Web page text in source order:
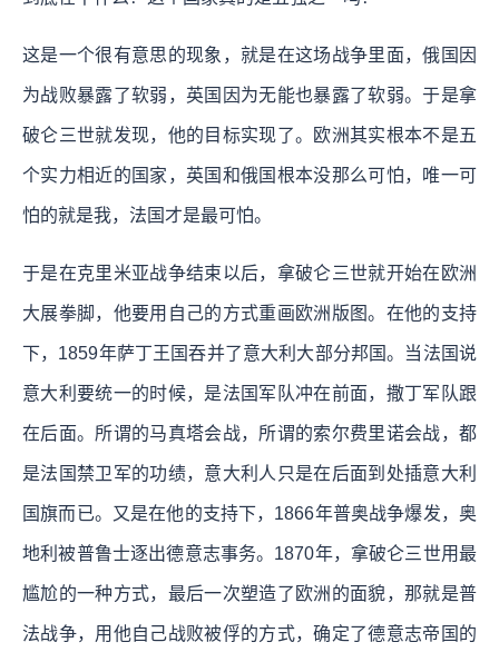
这是一个很有意思的现象，就是在这场战争里面，俄国因
为战败暴露了软弱，英国因为无能也暴露了软弱。于是拿
破仑三世就发现，他的目标实现了。欧洲其实根本不是五
个实力相近的国家，英国和俄国根本没那么可怕，唯一可
怕的就是我，法国才是最可怕。
于是在克里米亚战争结束以后，拿破仑三世就开始在欧洲
大展拳脚，他要用自己的方式重画欧洲版图。在他的支持
下，1859年萨丁王国吞并了意大利大部分邦国。当法国说
意大利要统一的时候，是法国军队冲在前面，撒丁军队跟
在后面。所谓的马真塔会战，所谓的索尔费里诺会战，都
是法国禁卫军的功绩，意大利人只是在后面到处插意大利
国旗而已。又是在他的支持下，1866年普奥战争爆发，奥
地利被普鲁士逐出德意志事务。1870年，拿破仑三世用最
尴尬的一种方式，最后一次塑造了欧洲的面貌，那就是普
法战争，用他自己战败被俘的方式，确定了德意志帝国的